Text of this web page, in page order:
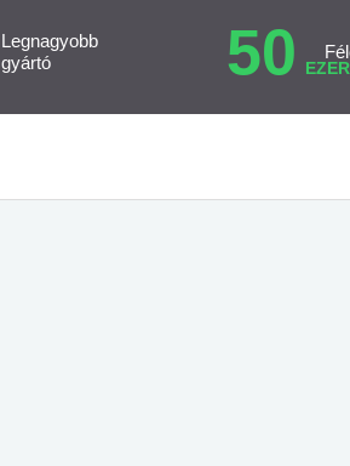
Legnagyobb
gyártó
50 EZER